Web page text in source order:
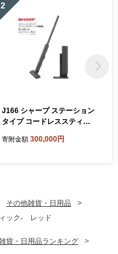
2
J166 シャープ ステーション
タイプ コードレススティッ
系)【シャープ 電化製品 家電
引力 絡まない ハンディ 新生
活 正規品 大阪府 八尾市 返礼
品】
寄附金額 300,000円
その他雑貨・日用品
ィック- レッド
貨・日用品ランキング